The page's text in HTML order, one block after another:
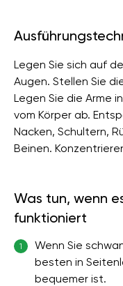
Legen Sie sich auf
Augen. Stellen Sie
Legen Sie die Arme
vom Körper ab.
Nacken, Schultern,
Beinen.
Was tun, wenn
funktioniert
1
Wenn Sie
besten in
bequemer ist.